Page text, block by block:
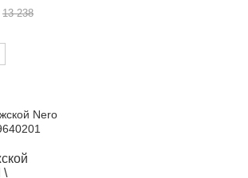
13 238
\